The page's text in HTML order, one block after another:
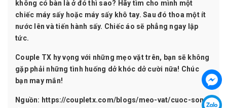
không có bàn là ở đó thì sao? Hãy tìm cho mình một
chiếc máy sấy hoặc máy sấy khô tay. Sau đó thoa một ít
nước lên và tiến hành sấy. Chiếc áo sẽ phẳng ngay lập
tức.
Couple TX hy vọng với những mẹo vặt trên, bạn sẽ không
gặp phải những tình huống dở khóc dở cười nữa! Chúc
bạn may mắn!
Nguồn: https://coupletx.com/blogs/meo-vat/cuoc-song-